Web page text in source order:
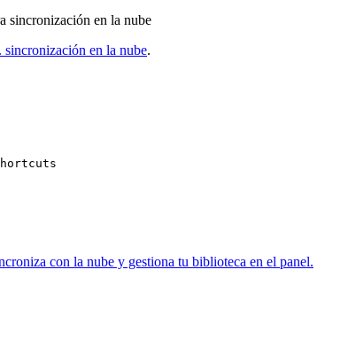
sincronización en la nube
sincronización en la nube.
con la nube y gestiona tu biblioteca en el panel.